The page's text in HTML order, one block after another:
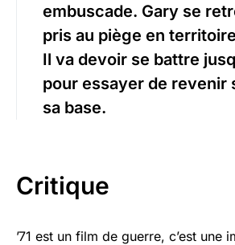
embuscade. Gary se
pris au piège en
Il va devoir se battre
pour essayer de revenir
sa base.
Critique
’71 est un film de guerre, c’est une